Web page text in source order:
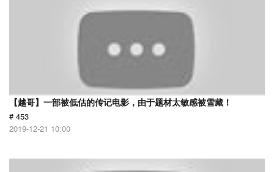
【越哥】一部被低估的传记电影，由于题材太敏感被雪藏！
# 453
2019-12-21 10:00